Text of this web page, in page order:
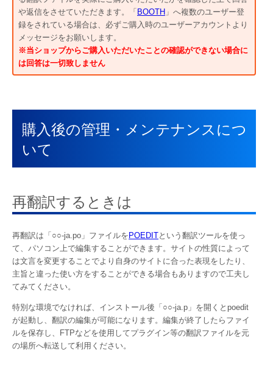
や返信をさせていただきます。「 BOOTH 」へ複数のユーザー登
録をされている場合は、必ずご購入時のユーザーアカウントより
メッセージをお願いします。
※当ショップからご購入いただいたことの確認ができない場合に
は回答は一切致しません
購入後の管理・メンテナンスにつ
いて
再翻訳するときは
再翻訳は「○○-ja.po」ファイルをPOEDITという翻訳ツールを使っ
て、パソコン上で編集することができます。サイトの性質によって
は文言を変更することでより自身のサイトに合った表現をしたり、
主旨と違った使い方をすることができる場合もありますので工夫し
てみてください。
特別な環境でなければ、インストール後「○○-ja.p」を開くとpoedit
が起動し、翻訳の編集が可能になります。編集が終了したらファイ
ルを保存し、FTPなどを使用してプラグイン等の翻訳ファイルを元
の場所へ転送して利用ください。